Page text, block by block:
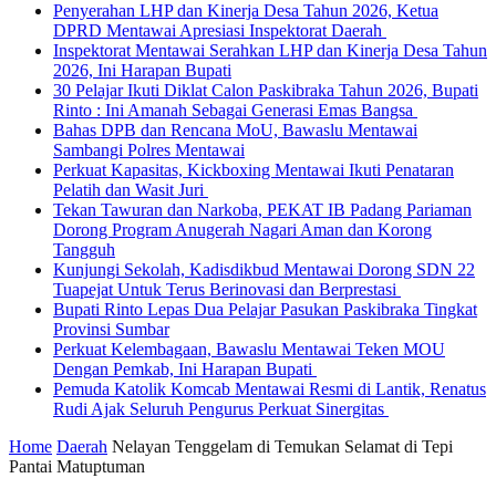
Penyerahan LHP dan Kinerja Desa Tahun 2026, Ketua
DPRD Mentawai Apresiasi Inspektorat Daerah
Inspektorat Mentawai Serahkan LHP dan Kinerja Desa Tahun
2026, Ini Harapan Bupati
30 Pelajar Ikuti Diklat Calon Paskibraka Tahun 2026, Bupati
Rinto : Ini Amanah Sebagai Generasi Emas Bangsa
Bahas DPB dan Rencana MoU, Bawaslu Mentawai
Sambangi Polres Mentawai
Perkuat Kapasitas, Kickboxing Mentawai Ikuti Penataran
Pelatih dan Wasit Juri
Tekan Tawuran dan Narkoba, PEKAT IB Padang Pariaman
Dorong Program Anugerah Nagari Aman dan Korong
Tangguh
Kunjungi Sekolah, Kadisdikbud Mentawai Dorong SDN 22
Tuapejat Untuk Terus Berinovasi dan Berprestasi
Bupati Rinto Lepas Dua Pelajar Pasukan Paskibraka Tingkat
Provinsi Sumbar
Perkuat Kelembagaan, Bawaslu Mentawai Teken MOU
Dengan Pemkab, Ini Harapan Bupati
Pemuda Katolik Komcab Mentawai Resmi di Lantik, Renatus
Rudi Ajak Seluruh Pengurus Perkuat Sinergitas
Home Daerah Nelayan Tenggelam di Temukan Selamat di Tepi
Pantai Matuptuman